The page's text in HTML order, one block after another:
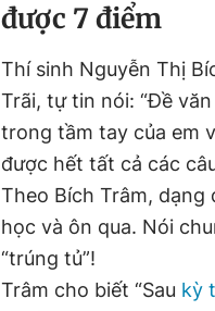
được 7 điểm
Thí sinh Nguyễn Thị
Trãi, tự tin nói: “Đề
trong tầm tay của em
được hết tất cả các
Theo Bích Trâm,
học và ôn qua. Nói
“trúng tủ”!
Trâm cho biết “Sau kỳ